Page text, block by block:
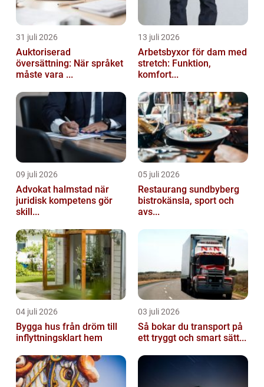
31 juli 2026
Auktoriserad
översättning: När språket
måste vara ...
13 juli 2026
Arbetsbyxor för dam med
stretch: Funktion,
komfort...
09 juli 2026
Advokat halmstad när
juridisk kompetens gör
skill...
05 juli 2026
Restaurang sundbyberg
bistrokänsla, sport och
avs...
04 juli 2026
Bygga hus från dröm till
inflyttningsklart hem
03 juli 2026
Så bokar du transport på
ett tryggt och smart sätt...